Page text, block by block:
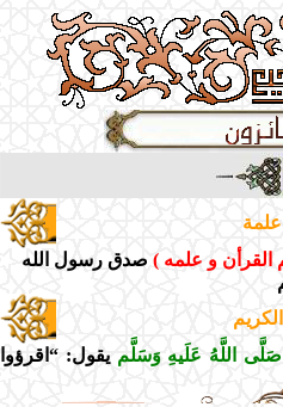
و علمه ) صدق رسول الله
اللَّهُ عَلَيهِ وَسَلَّم يقول: “اقرؤوا